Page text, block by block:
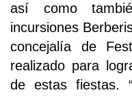
así como
incursiones
concejalía de
realizado para
de estas fiestas.